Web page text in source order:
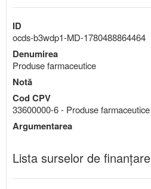
ID
ocds-b3wdp1-MD-1780488864464
Denumirea
Produse farmaceutice
Notă
Cod CPV
33600000-6 - Produse farmaceutice
Argumentarea
Lista surselor de finanțare